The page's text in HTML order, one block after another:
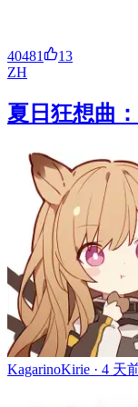
40481
13
ZH
夏日狂想曲
KagarinoKirie · 4 天